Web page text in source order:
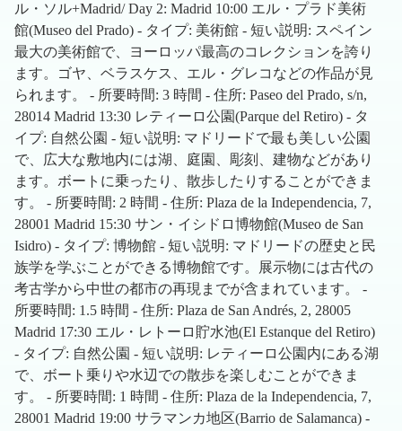
ル・ソル+Madrid/ Day 2: Madrid 10:00 エル・プラド美術
館(Museo del Prado) - タイプ: 美術館 - 短い説明: スペイン
最大の美術館で、ヨーロッパ最高のコレクションを誇り
ます。ゴヤ、ベラスケス、エル・グレコなどの作品が見
られます。 - 所要時間: 3 時間 - 住所: Paseo del Prado, s/n,
28014 Madrid 13:30 レティーロ公園(Parque del Retiro) - タ
イプ: 自然公園 - 短い説明: マドリードで最も美しい公園
で、広大な敷地内には湖、庭園、彫刻、建物などがあり
ます。ボートに乗ったり、散歩したりすることができま
す。 - 所要時間: 2 時間 - 住所: Plaza de la Independencia, 7,
28001 Madrid 15:30 サン・イシドロ博物館(Museo de San
Isidro) - タイプ: 博物館 - 短い説明: マドリードの歴史と民
族学を学ぶことができる博物館です。展示物には古代の
考古学から中世の都市の再現までが含まれています。 -
所要時間: 1.5 時間 - 住所: Plaza de San Andrés, 2, 28005
Madrid 17:30 エル・レトーロ貯水池(El Estanque del Retiro)
- タイプ: 自然公園 - 短い説明: レティーロ公園内にある湖
で、ボート乗りや水辺での散歩を楽しむことができま
す。 - 所要時間: 1 時間 - 住所: Plaza de la Independencia, 7,
28001 Madrid 19:00 サラマンカ地区(Barrio de Salamanca) -